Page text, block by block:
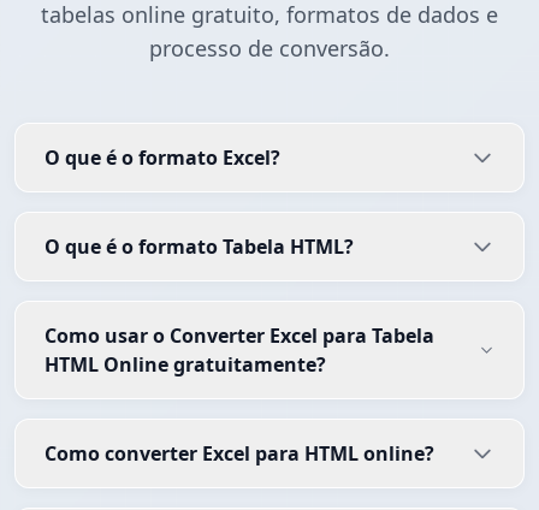
tabelas online gratuito, formatos de dados e
processo de conversão.
O que é o formato Excel?
O que é o formato Tabela HTML?
Como usar o Converter Excel para Tabela
HTML Online gratuitamente?
Como converter Excel para HTML online?